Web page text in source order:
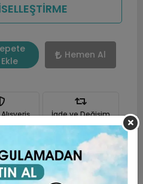
Ekle
Hemen Al
İade ve Değişim